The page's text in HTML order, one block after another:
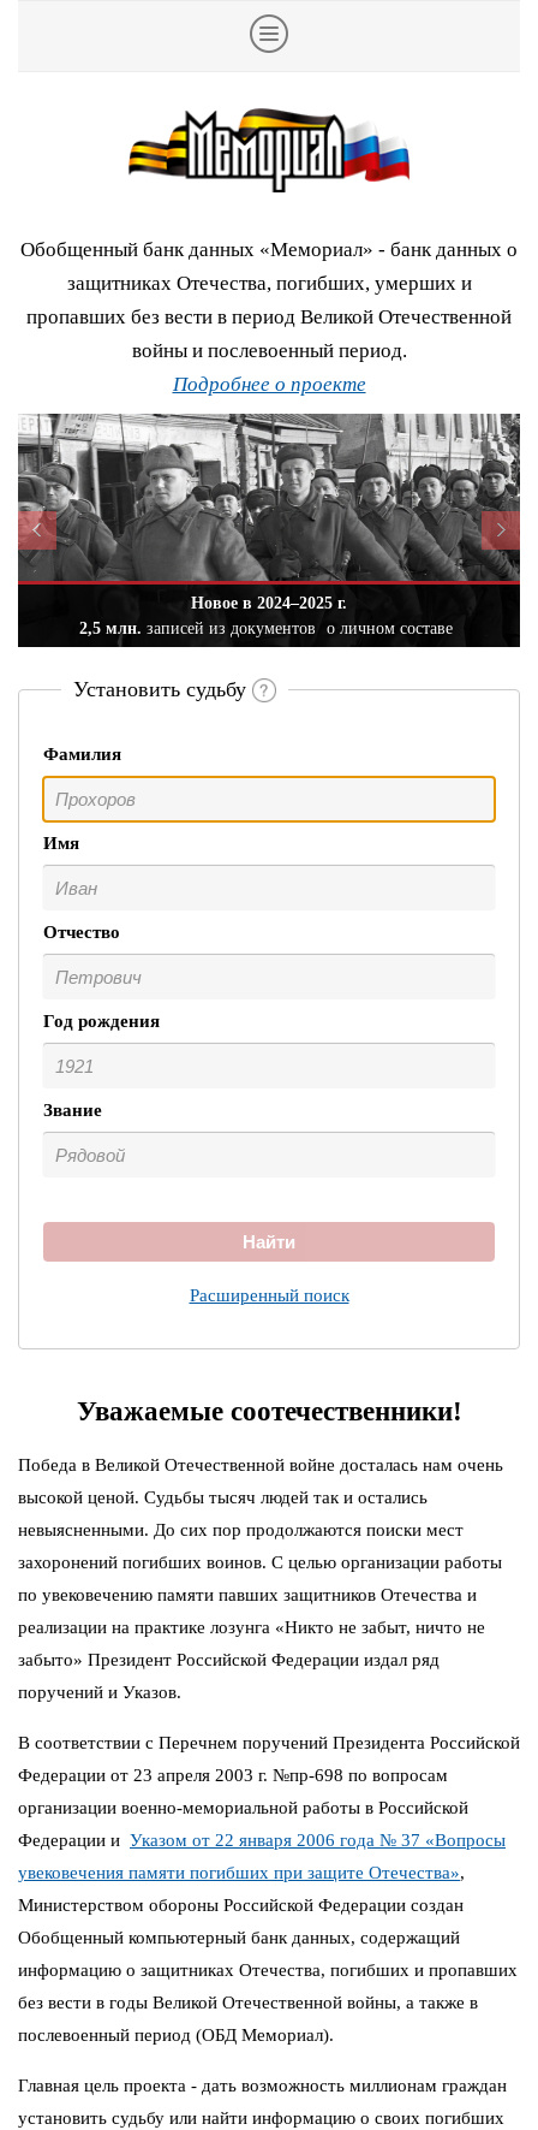
Обобщенный банк данных «Мемориал» - банк данных о
защитниках Отечества, погибших, умерших и
пропавших без вести в период Великой Отечественной
войны и послевоенный период.
Подробнее о проекте
Новое в 2024–2025 г.
2,5 млн. записей из документов о личном составе
Установить судьбу
Фамилия
Имя
Отчество
Год рождения
Звание
Найти
Расширенный поиск
Уважаемые соотечественники!
Победа в Великой Отечественной войне досталась нам очень
высокой ценой. Судьбы тысяч людей так и остались
невыясненными. До сих пор продолжаются поиски мест
захоронений погибших воинов. С целью организации работы
по увековечению памяти павших защитников Отечества и
реализации на практике лозунга «Никто не забыт, ничто не
забыто» Президент Российской Федерации издал ряд
поручений и Указов.
В соответствии с Перечнем поручений Президента Российской
Федерации от 23 апреля 2003 г. №пр-698 по вопросам
организации военно-мемориальной работы в Российской
Федерации и Указом от 22 января 2006 года № 37 «Вопросы
увековечения памяти погибших при защите Отечества»,
Министерством обороны Российской Федерации создан
Обобщенный компьютерный банк данных, содержащий
информацию о защитниках Отечества, погибших и пропавших
без вести в годы Великой Отечественной войны, а также в
послевоенный период (ОБД Мемориал).
Главная цель проекта - дать возможность миллионам граждан
установить судьбу или найти информацию о своих погибших